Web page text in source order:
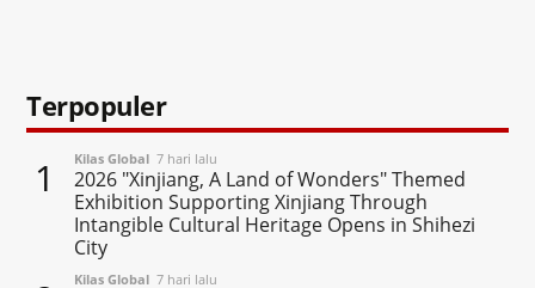
Terpopuler
1 Kilas Global 7 hari lalu
2026 "Xinjiang, A Land of Wonders" Themed
Exhibition Supporting Xinjiang Through
Intangible Cultural Heritage Opens in Shihezi
City
Kilas Global 7 hari lalu